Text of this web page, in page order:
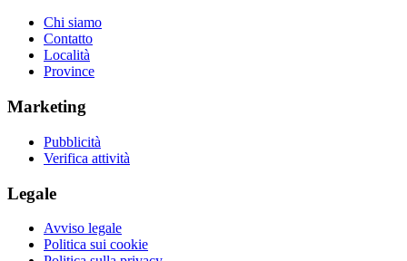
Chi siamo
Contatto
Località
Province
Marketing
Pubblicità
Verifica attività
Legale
Avviso legale
Politica sui cookie